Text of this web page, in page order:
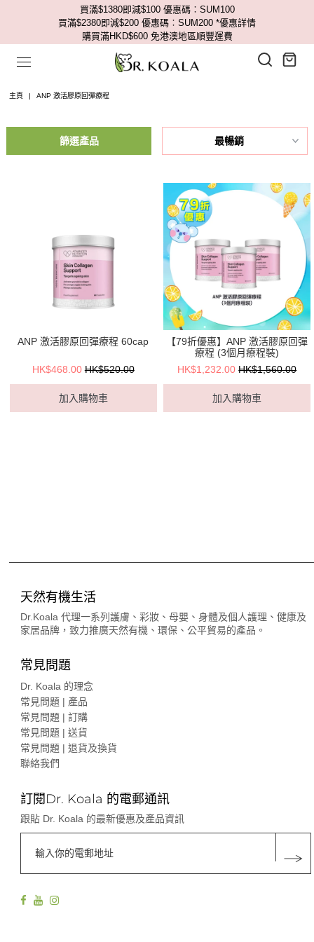
買滿$1380即減$100 優惠碼︰SUM100
買滿$2380即減$200 優惠碼︰SUM200 *優惠詳情
購買滿HKD$600 免港澳地區順豐運費
主頁 | ANP 激活膠原回彈療程
篩選產品
ANP 激活膠原回彈療程 60cap
HK$468.00 HK$520.00
加入購物車
【79折優惠】ANP 激活膠原回彈
療程 (3個月療程裝)
HK$1,232.00 HK$1,560.00
加入購物車
天然有機生活
Dr.Koala 代理一系列護膚、彩妝、母嬰、身體及個人護理、健康及
家居品牌，致力推廣天然有機、環保、公平貿易的產品。
常見問題
Dr. Koala 的理念
常見問題 | 產品
常見問題 | 訂購
常見問題 | 送貨
常見問題 | 退貨及換貨
聯絡我們
訂閱Dr. Koala 的電郵通訊
跟貼 Dr. Koala 的最新優惠及產品資訊